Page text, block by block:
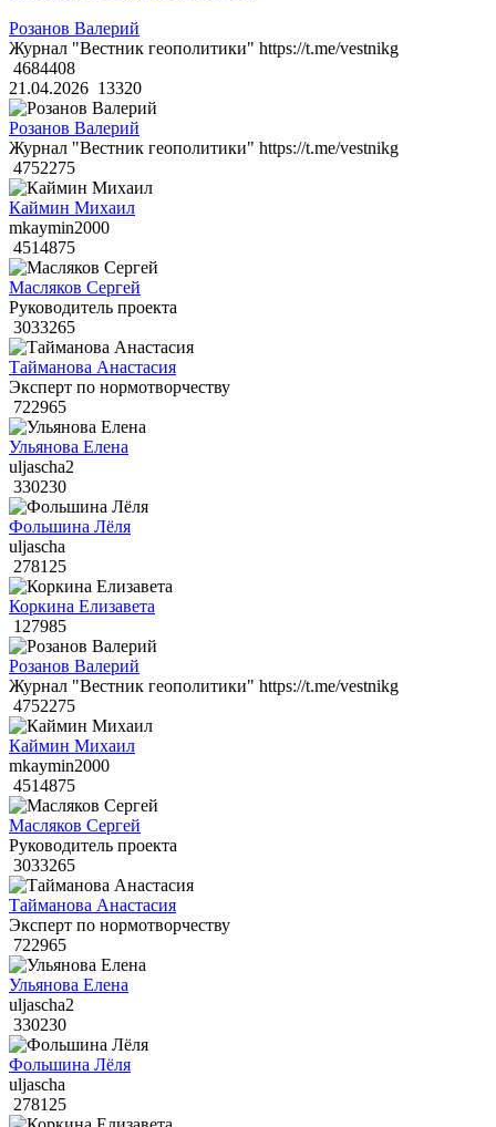
Розанов Валерий
Журнал "Вестник геополитики" https://t.me/vestnikg
4684408
21.04.2026 13320
Розанов Валерий
Журнал "Вестник геополитики" https://t.me/vestnikg
4752275
Каймин Михаил
mkaymin2000
4514875
Масляков Сергей
Руководитель проекта
3033265
Тайманова Анастасия
Эксперт по нормотворчеству
722965
Ульянова Елена
uljascha2
330230
Фольшина Лёля
uljascha
278125
Коркина Елизавета
127985
Розанов Валерий
Журнал "Вестник геополитики" https://t.me/vestnikg
4752275
Каймин Михаил
mkaymin2000
4514875
Масляков Сергей
Руководитель проекта
3033265
Тайманова Анастасия
Эксперт по нормотворчеству
722965
Ульянова Елена
uljascha2
330230
Фольшина Лёля
uljascha
278125